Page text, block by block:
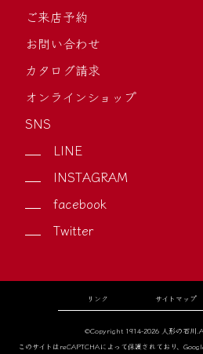
ご来店予約
お問い合わせ
カタログ請求
オンラインショップ
SNS
LINE
INSTAGRAM
facebook
Twitter
リンク サイトマップ
©Copyright 1914-2026 人形の石川
このサイトはreCAPTCHAによって保護されており、